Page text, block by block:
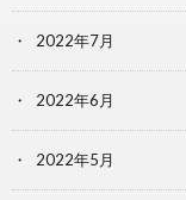
2022年7月
2022年6月
2022年5月